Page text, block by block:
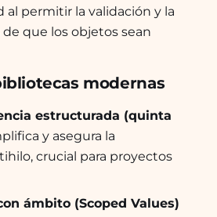
al permitir la validación y la
que los objetos sean
modernas
estructurada (quinta
y asegura la
crucial para proyectos
ámbito (Scoped Values)